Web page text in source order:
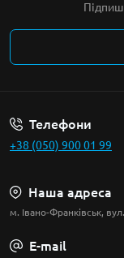
Телефони
+38 (050) 900 01 99
Наша адреса
м. Івано-Франківськ,
E-mail